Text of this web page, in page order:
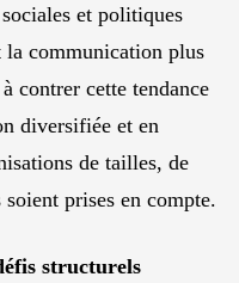
et politiques
la communication plus
contrer cette tendance
diversifiée et en
de tailles, de
prises en compte.
structurels